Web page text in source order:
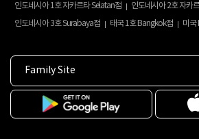
인도네시아 1호 자카르타 Selatan점
인도네시아 2호 자카
인도네시아 3호 Surabaya점
태국 1호 Bangkok점 미국
Family Site